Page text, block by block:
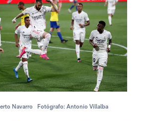
Navarro Fotógrafo: Antonio Villalba